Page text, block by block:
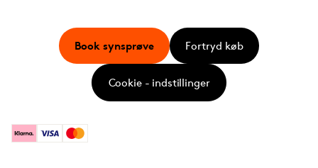
KlarnaVisa Mastercard
Book synsprøve Fortryd køb
Cookie - indstillinger